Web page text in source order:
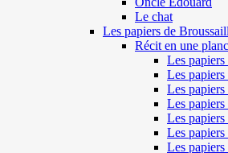
Le chat
Les papiers de
Récit en une
Les
Les
Les
Les
Les
Les
Les